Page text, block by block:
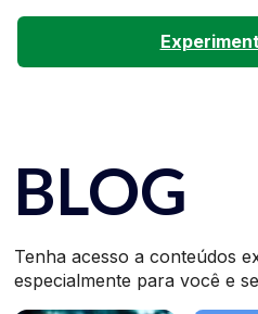
BLOG
Tenha acesso a conteúdos
especialmente para você e